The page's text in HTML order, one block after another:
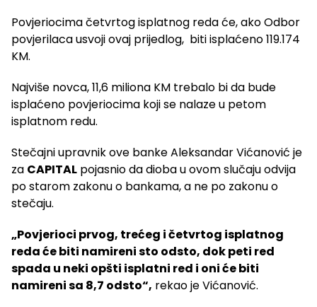
Povjeriocima četvrtog isplatnog reda će, ako Odbor
povjerilaca usvoji ovaj prijedlog, biti isplaćeno 119.174
KM.
Najviše novca, 11,6 miliona KM trebalo bi da bude
isplaćeno povjeriocima koji se nalaze u petom
isplatnom redu.
Stečajni upravnik ove banke Aleksandar Vićanović je
za CAPITAL pojasnio da dioba u ovom slučaju odvija
po starom zakonu o bankama, a ne po zakonu o
stečaju.
„Povjerioci prvog, trećeg i četvrtog isplatnog
reda će biti namireni sto odsto, dok peti red
spada u neki opšti isplatni red i oni će biti
namireni sa 8,7 odsto“, rekao je Vićanović.